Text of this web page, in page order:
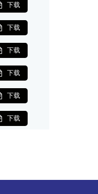
下载
下载
下载
下载
下载
下载